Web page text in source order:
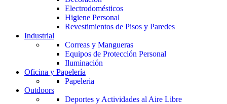
Electrodomésticos
Higiene Personal
Revestimientos de Pisos y Paredes
Industrial
Correas y Mangueras
Equipos de Protección Personal
Iluminación
Oficina y Papelería
Papeleria
Outdoors
Deportes y Actividades al Aire Libre